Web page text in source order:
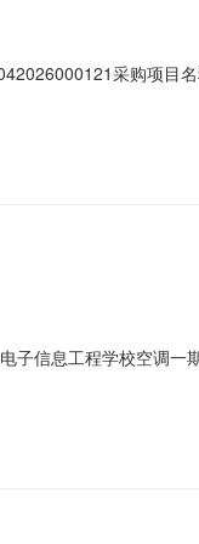
采购项目
路区政务中心A区。
信息工程学校空调一
、安装、移机等辅